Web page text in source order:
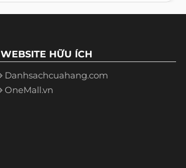
WEBSITE HỮU ÍCH
Danhsachcuahang.com
OneMall.vn